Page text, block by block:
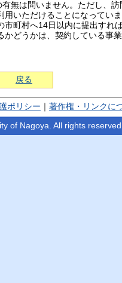
無は問いません。ただし、
いただけることになってい
町村へ14日以内に提出すれ
どうかは、契約している事
戻る
ポリシー 著作権・リンクに
of Nagoya. All rights